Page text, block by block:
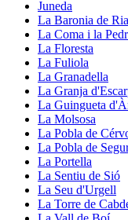
Juneda
La Baronia de
La Coma i la
La Floresta
La Fuliola
La Granadella
La Granja
La Guingueta
La Molsosa
La Pobla de
La Pobla de
La Portella
La Sentiu de Sió
La Seu d'Urgell
La Torre de